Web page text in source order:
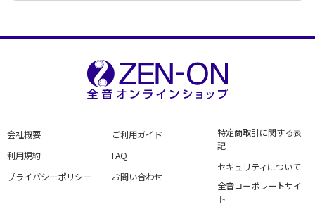
会社概要
利用規約
プライバシーポリシー
ご利用ガイド
FAQ
お問い合わせ
特定商取引に関する表
記
セキュリティについて
全音コーポレートサイ
ト